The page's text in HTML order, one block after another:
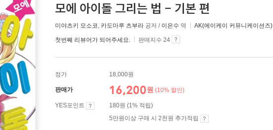
모에 아이돌 그리는 법 - 기본 편
미야츠키 모소코, 카도마루 츠부라 공저 / 이은수 역 AK(에이케이 커뮤니케이션즈)
첫번째 리뷰어가 되어주세요. 판매지수 24
정가 18,000원
판매가 16,200원 (10% 할인)
YES포인트
180원 (1% 적립)
5만원이상 구매 시 2천원 추가적립